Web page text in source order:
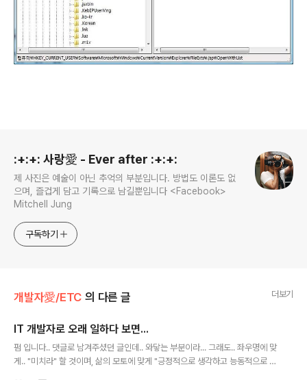
:+:+: 사랑愛 - Ever after :+:+:
제 사진은 예술이 아닌 추억의 부분입니다. 방법도 이론도 없
으며, 즐겁게 담고 기록으로 남길뿐입니다 <Facebook>
Mitchell Jung
구독하기
개발자愛/ETC 의 다른 글 더보기
IT 개발자로 오래 일하다 보면...
펌 입니다.. 댓글로 남겨주셨던 글인데.. 와닿는 부분이라... 그래도.. 좌우명에 맞
게.. "미치라" 할 것이며, 삶의 모토에 맞게 "긍정적으로 생각하고 능동적으로 행